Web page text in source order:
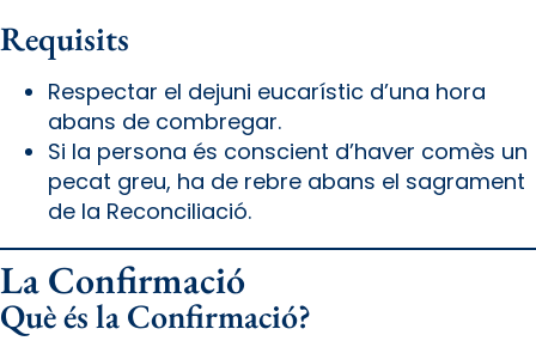
Requisits
Respectar el dejuni eucarístic d’una hora
abans de combregar.
Si la persona és conscient d’haver comès un
pecat greu, ha de rebre abans el sagrament
de la Reconciliació.
La Confirmació
Què és la Confirmació?